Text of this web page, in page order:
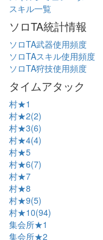
スキル一覧
ソロTA統計情報
ソロTA武器使用頻度
ソロTAスキル使用頻度
ソロTA狩技使用頻度
タイムアタック
村★1
村★2(2)
村★3(6)
村★4(4)
村★5
村★6(7)
村★7
村★8
村★9(5)
村★10(94)
集会所★1
集会所★2